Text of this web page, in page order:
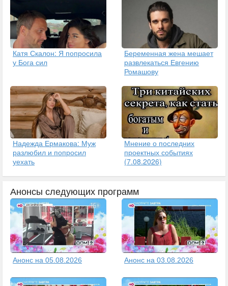
Катя Скалон: Я попросила
у Бога сил
Беременная жена мешает
развлекаться Евгению
Ромашову
Надежда Ермакова: Муж
разлюбил и попросил
уехать
Мнение о последних
проектных событиях
(7.08.2026)
Анонсы следующих программ
Анонс на 05.08.2026 Анонс на 03.08.2026